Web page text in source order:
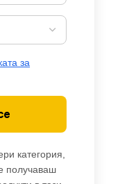
за
категория,
получаваш